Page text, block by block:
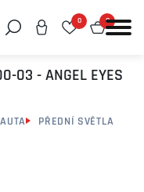
0 0
03 - ANGEL EYES
PŘEDNÍ SVĚTLA
najít?